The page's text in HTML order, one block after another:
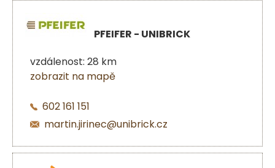
PFEIFER - UNIBRICK
vzdálenost: 28 km
zobrazit na mapě
602 161 151
martin.jirinec@unibrick.cz